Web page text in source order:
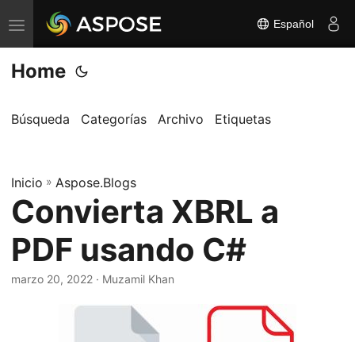
A
l
t
r
r
n
a
v
Español
Home
Búsqueda Categorías Archivo Etiquetas
Inicio » Aspose.Blogs
Convierta XBRL a
PDF usando C#
marzo 20, 2022 · Muzamil Khan